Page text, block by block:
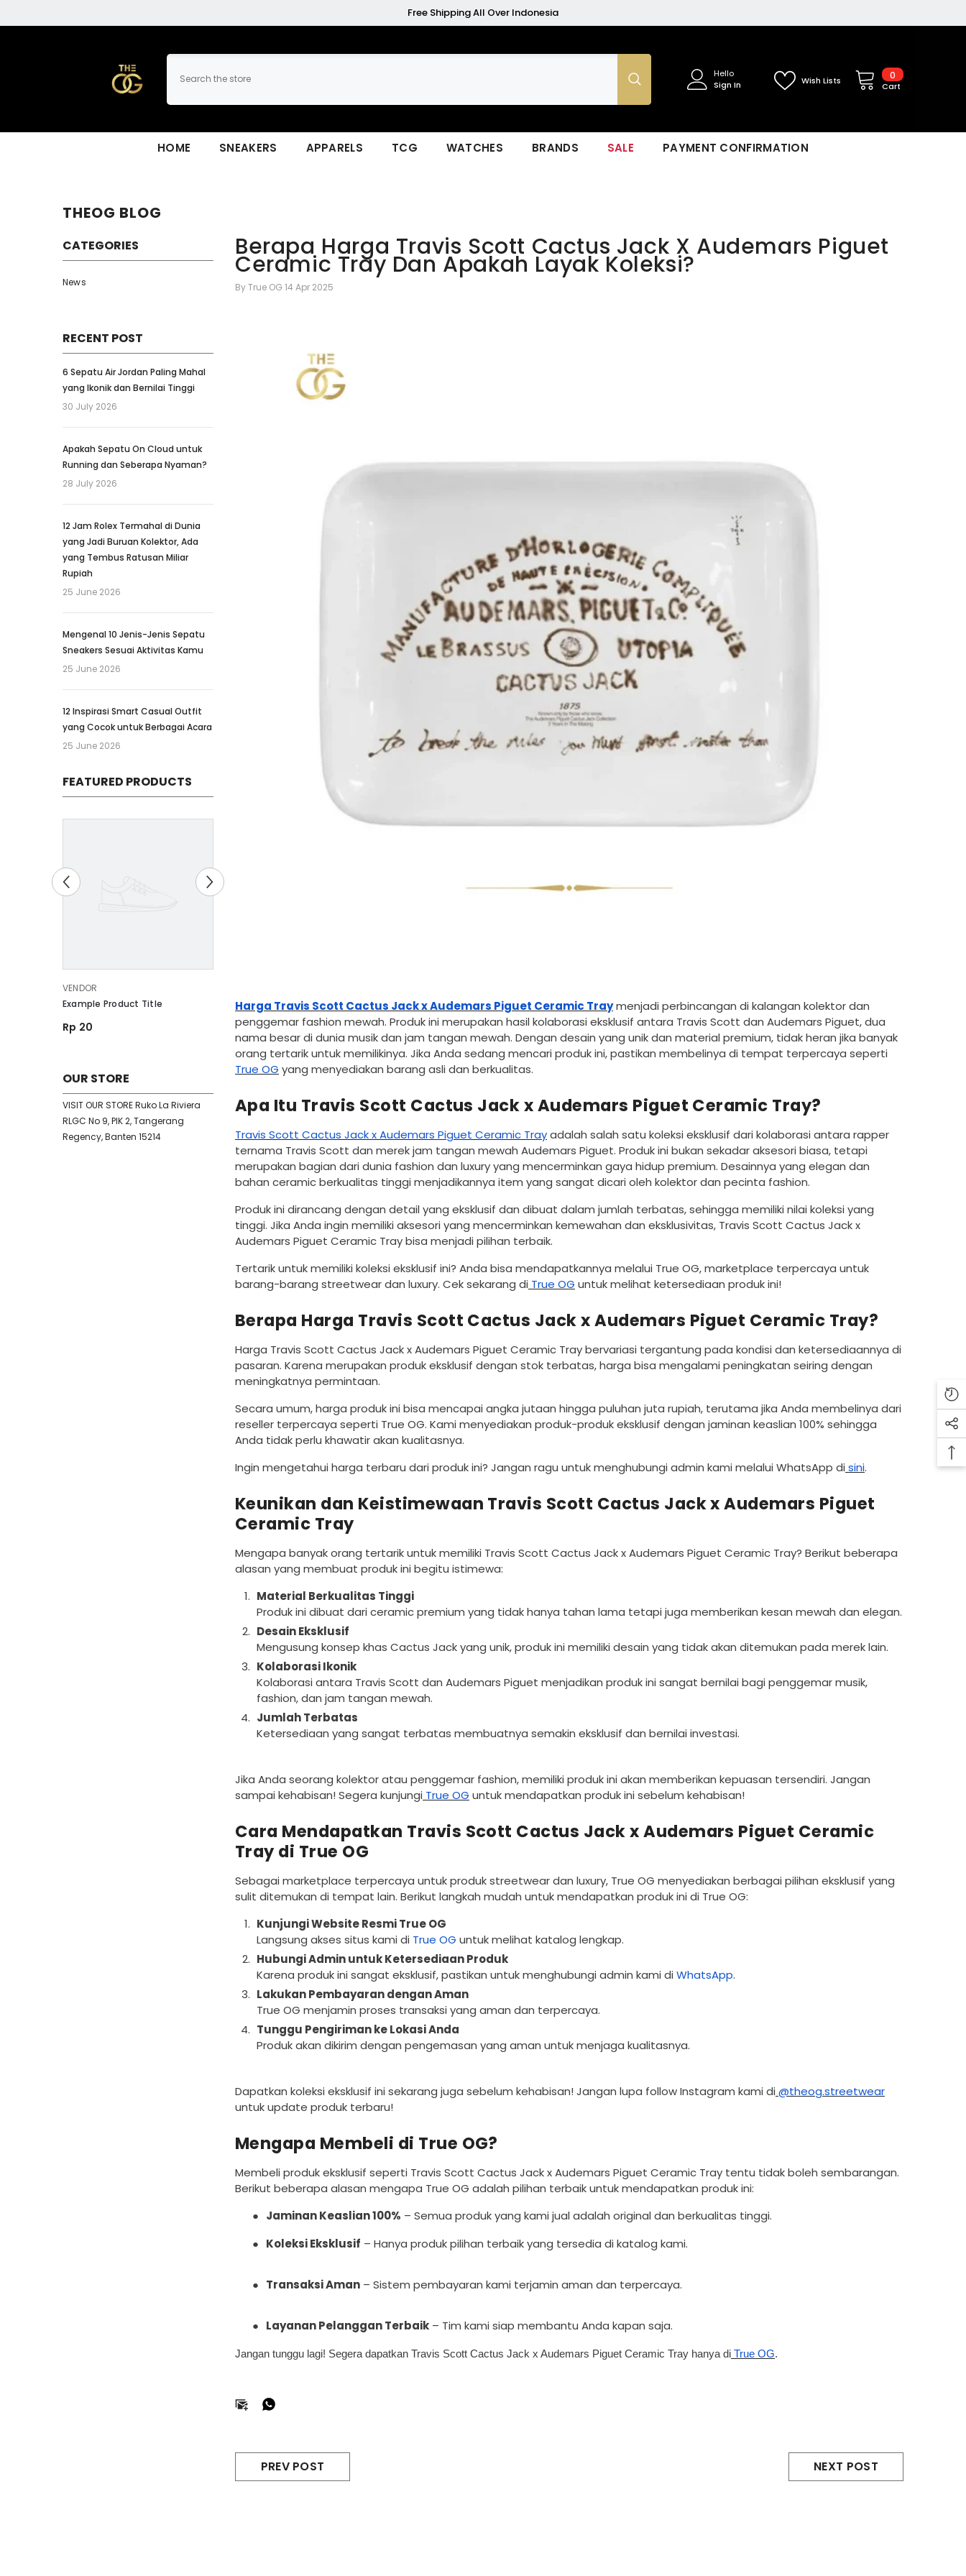
Free Shipping All Over Indonesia
0
items
Cart
Wish Lists
Hello
Sign In
HOME SNEAKERS APPARELS TCG WATCHES BRANDS SALE PAYMENT CONFIRMATION
THEOG BLOG
CATEGORIES
News
RECENT POST
6 Sepatu Air Jordan Paling Mahal
yang Ikonik dan Bernilai Tinggi
30 July 2026
Apakah Sepatu On Cloud untuk
Running dan Seberapa Nyaman?
28 July 2026
12 Jam Rolex Termahal di Dunia
yang Jadi Buruan Kolektor, Ada
yang Tembus Ratusan Miliar
Rupiah
25 June 2026
Mengenal 10 Jenis-Jenis Sepatu
Sneakers Sesuai Aktivitas Kamu
25 June 2026
12 Inspirasi Smart Casual Outfit
yang Cocok untuk Berbagai Acara
25 June 2026
FEATURED PRODUCTS
VENDOR:
VENDOR
Example Product Title
Rp 20
VENDOR:
VENDOR
Example Product Title
Rp 20
VENDOR:
VENDOR
Example Product Title
Rp 20
VENDOR:
VENDOR
Example Product Title
Rp 20
VENDOR:
VENDOR
Example Product Title
Rp 20
OUR STORE
VISIT OUR STORE Ruko La Riviera
RLGC No 9, PIK 2, Tangerang
Regency, Banten 15214
Berapa Harga Travis Scott Cactus Jack X Audemars Piguet
Ceramic Tray Dan Apakah Layak Koleksi?
ByTrue OG14 Apr 2025
Harga Travis Scott Cactus Jack x Audemars Piguet Ceramic Traymenjadi perbincangan di kalangan kolektor dan
penggemar fashion mewah. Produk ini merupakan hasil kolaborasi eksklusif antara Travis Scott dan Audemars Piguet, dua
nama besar di dunia musik dan jam tangan mewah. Dengan desain yang unik dan material premium, tidak heran jika banyak
orang tertarik untuk memilikinya. Jika Anda sedang mencari produk ini, pastikan membelinya di tempat terpercaya seperti
True OG yang menyediakan barang asli dan berkualitas.
Apa Itu Travis Scott Cactus Jack x Audemars Piguet Ceramic Tray?
Travis Scott Cactus Jack x Audemars Piguet Ceramic Trayadalah salah satu koleksi eksklusif dari kolaborasi antara rapper
ternama Travis Scott dan merek jam tangan mewah Audemars Piguet. Produk ini bukan sekadar aksesori biasa, tetapi
merupakan bagian dari dunia fashion dan luxury yang mencerminkan gaya hidup premium. Desainnya yang elegan dan
bahan ceramic berkualitas tinggi menjadikannya item yang sangat dicari oleh kolektor dan pecinta fashion.
Produk ini dirancang dengan detail yang eksklusif dan dibuat dalam jumlah terbatas, sehingga memiliki nilai koleksi yang
tinggi. Jika Anda ingin memiliki aksesori yang mencerminkan kemewahan dan eksklusivitas, Travis Scott Cactus Jack x
Audemars Piguet Ceramic Tray bisa menjadi pilihan terbaik.
Tertarik untuk memiliki koleksi eksklusif ini? Anda bisa mendapatkannya melalui True OG, marketplace terpercaya untuk
barang-barang streetwear dan luxury. Cek sekarang di True OG untuk melihat ketersediaan produk ini!
Berapa Harga Travis Scott Cactus Jack x Audemars Piguet Ceramic Tray?
Harga Travis Scott Cactus Jack x Audemars Piguet Ceramic Tray bervariasi tergantung pada kondisi dan ketersediaannya di
pasaran. Karena merupakan produk eksklusif dengan stok terbatas, harga bisa mengalami peningkatan seiring dengan
meningkatnya permintaan.
Secara umum, harga produk ini bisa mencapai angka jutaan hingga puluhan juta rupiah, terutama jika Anda membelinya dari
reseller terpercaya seperti True OG. Kami menyediakan produk-produk eksklusif dengan jaminan keaslian 100% sehingga
Anda tidak perlu khawatir akan kualitasnya.
Ingin mengetahui harga terbaru dari produk ini? Jangan ragu untuk menghubungi admin kami melalui WhatsApp di sini.
Keunikan dan Keistimewaan Travis Scott Cactus Jack x Audemars Piguet
Ceramic Tray
Mengapa banyak orang tertarik untuk memiliki Travis Scott Cactus Jack x Audemars Piguet Ceramic Tray? Berikut beberapa
alasan yang membuat produk ini begitu istimewa:
Material Berkualitas Tinggi
Produk ini dibuat dari ceramic premium yang tidak hanya tahan lama tetapi juga memberikan kesan mewah dan elegan.
Desain Eksklusif
Mengusung konsep khas Cactus Jack yang unik, produk ini memiliki desain yang tidak akan ditemukan pada merek lain.
Kolaborasi Ikonik
Kolaborasi antara Travis Scott dan Audemars Piguet menjadikan produk ini sangat bernilai bagi penggemar musik,
fashion, dan jam tangan mewah.
Jumlah Terbatas
Ketersediaan yang sangat terbatas membuatnya semakin eksklusif dan bernilai investasi.
Jika Anda seorang kolektor atau penggemar fashion, memiliki produk ini akan memberikan kepuasan tersendiri. Jangan
sampai kehabisan! Segera kunjungi True OG untuk mendapatkan produk ini sebelum kehabisan!
Cara Mendapatkan Travis Scott Cactus Jack x Audemars Piguet Ceramic
Tray di True OG
Sebagai marketplace terpercaya untuk produk streetwear dan luxury, True OG menyediakan berbagai pilihan eksklusif yang
sulit ditemukan di tempat lain. Berikut langkah mudah untuk mendapatkan produk ini di True OG:
Kunjungi Website Resmi True OG
Langsung akses situs kami di True OG untuk melihat katalog lengkap.
Hubungi Admin untuk Ketersediaan Produk
Karena produk ini sangat eksklusif, pastikan untuk menghubungi admin kami di WhatsApp.
Lakukan Pembayaran dengan Aman
True OG menjamin proses transaksi yang aman dan terpercaya.
Tunggu Pengiriman ke Lokasi Anda
Produk akan dikirim dengan pengemasan yang aman untuk menjaga kualitasnya.
Dapatkan koleksi eksklusif ini sekarang juga sebelum kehabisan! Jangan lupa follow Instagram kami di @theog.streetwear
untuk update produk terbaru!
Mengapa Membeli di True OG?
Membeli produk eksklusif seperti Travis Scott Cactus Jack x Audemars Piguet Ceramic Tray tentu tidak boleh sembarangan.
Berikut beberapa alasan mengapa True OG adalah pilihan terbaik untuk mendapatkan produk ini:
● Jaminan Keaslian 100% – Semua produk yang kami jual adalah original dan berkualitas tinggi.
● Koleksi Eksklusif – Hanya produk pilihan terbaik yang tersedia di katalog kami.
● Transaksi Aman – Sistem pembayaran kami terjamin aman dan terpercaya.
● Layanan Pelanggan Terbaik – Tim kami siap membantu Anda kapan saja.
Jangan tunggu lagi! Segera dapatkan Travis Scott Cactus Jack x Audemars Piguet Ceramic Tray hanya di True OG.
PREV POST NEXT POST